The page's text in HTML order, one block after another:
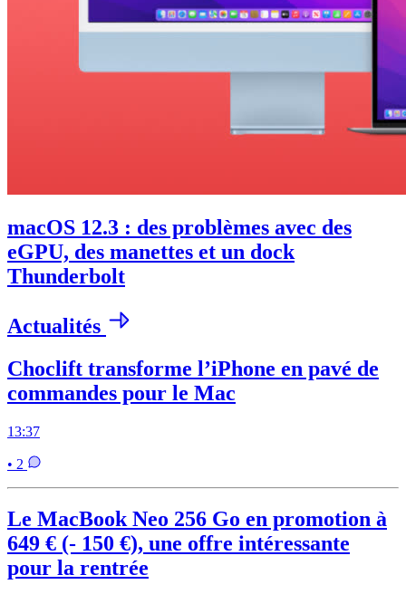
macOS 12.3 : des problèmes avec des
eGPU, des manettes et un dock
Thunderbolt
Actualités
Choclift transforme l’iPhone en pavé de
commandes pour le Mac
13:37
• 2
Le MacBook Neo 256 Go en promotion à
649 € (- 150 €), une offre intéressante
pour la rentrée